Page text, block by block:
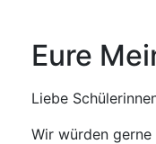
Eure
Liebe
Wir würden gerne